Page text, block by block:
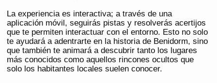
La experiencia es interactiva; a través de una
aplicación móvil, seguirás pistas y resolverás acertijos
que te permiten interactuar con el entorno. Esto no solo
te ayudará a adentrarte en la historia de Benidorm, sino
que también te animará a descubrir tanto los lugares
más conocidos como aquellos rincones ocultos que
solo los habitantes locales suelen conocer.